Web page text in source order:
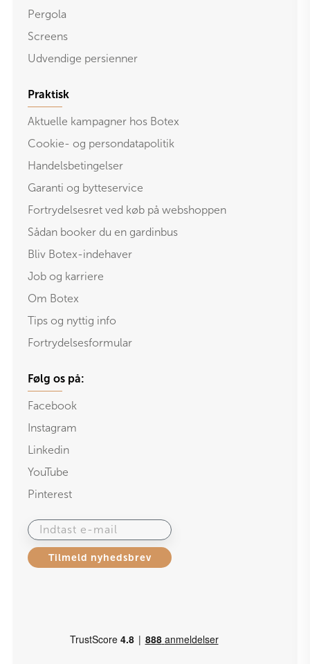
Pergola
Screens
Udvendige persienner
Praktisk
Aktuelle kampagner hos Botex
Cookie- og persondatapolitik
Handelsbetingelser
Garanti og bytteservice
Fortrydelsesret ved køb på webshoppen
Sådan booker du en gardinbus
Bliv Botex-indehaver
Job og karriere
Om Botex
Tips og nyttig info
Fortrydelsesformular
Følg os på:
Facebook
Instagram
Linkedin
YouTube
Pinterest
Indtast e-mail
Tilmeld nyhedsbrev